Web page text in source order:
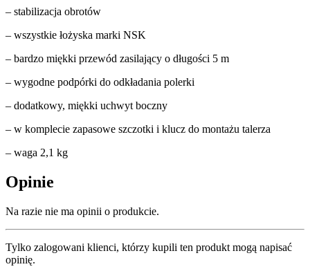
– stabilizacja obrotów
– wszystkie łożyska marki NSK
– bardzo miękki przewód zasilający o długości 5 m
– wygodne podpórki do odkładania polerki
– dodatkowy, miękki uchwyt boczny
– w komplecie zapasowe szczotki i klucz do montażu talerza
– waga 2,1 kg
Opinie
Na razie nie ma opinii o produkcie.
Tylko zalogowani klienci, którzy kupili ten produkt mogą napisać
opinię.